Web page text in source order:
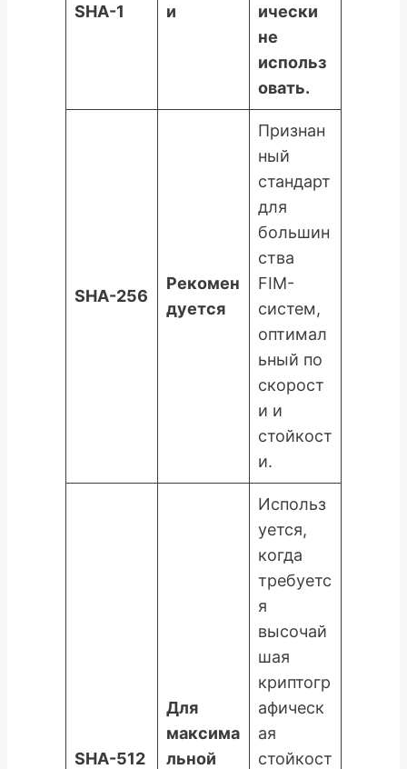
SHA-1
и
ически
не
использ
овать.
SHA-256
Рекомен
дуется
Признан
ный
стандарт
для
большин
ства
FIM-
систем,
оптимал
ьный по
скорост
и и
стойкост
и.
SHA-512
Для
максима
льной
Использ
уется,
когда
требуетс
я
высочай
шая
криптогр
афическ
ая
стойкост